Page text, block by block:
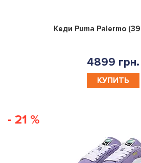
Кеди Puma Palermo
4899 грн.
КУПИТЬ
- 21 %